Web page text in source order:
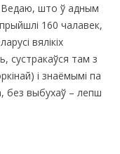
што ў адным
160 чалавек,
вялікіх
сустракаўся там з
і знаёмымі па
без выбухаў – лепш